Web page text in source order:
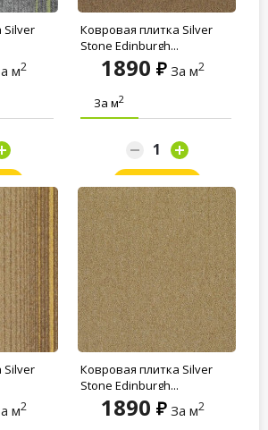
Silver
м2
Ковровая плитка Silver
Stone Edinburgh...
1890 За м2
За м2
Silver
м2
Ковровая плитка Silver
Stone Edinburgh...
1890 За м2